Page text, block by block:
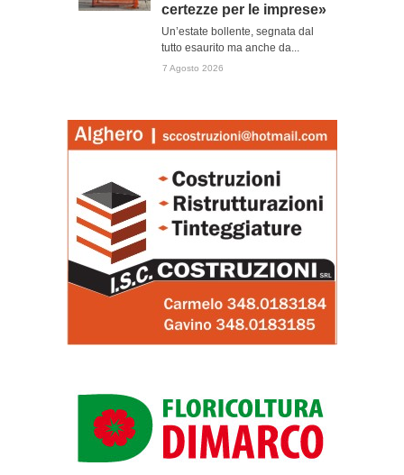
certezze per le imprese»
Un’estate bollente, segnata dal
tutto esaurito ma anche da...
7 Agosto 2026